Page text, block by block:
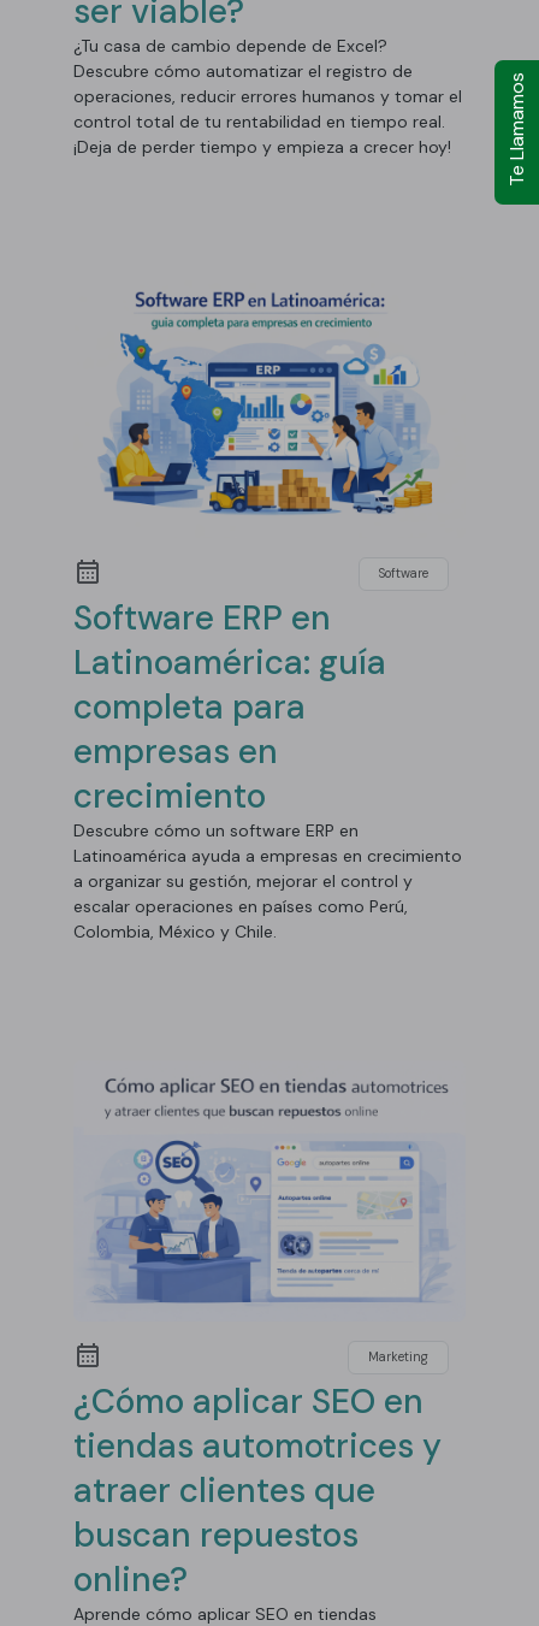
ser viable?
¿Tu casa de cambio depende de Excel?
Descubre cómo automatizar el registro de
operaciones, reducir errores humanos y tomar el
control total de tu rentabilidad en tiempo real.
¡Deja de perder tiempo y empieza a crecer hoy!
Software
Software ERP en
Latinoamérica: guía
completa para
empresas en
crecimiento
Descubre cómo un software ERP en
Latinoamérica ayuda a empresas en crecimiento
a organizar su gestión, mejorar el control y
escalar operaciones en países como Perú,
Colombia, México y Chile.
Marketing
¿Cómo aplicar SEO en
tiendas automotrices y
atraer clientes que
buscan repuestos
online?
Aprende cómo aplicar SEO en tiendas
Te Llamamos